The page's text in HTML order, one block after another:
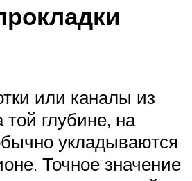
или каналы из
глубине, на
укладываются
Точное значение